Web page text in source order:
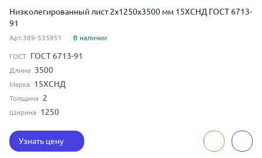
Низколегированный лист 2x1250x3500 мм 15ХСНД ГОСТ 6713-
91
Арт.389-535951 В наличии
ГОСТ ГОСТ 6713-91
Длина 3500
Марка 15ХСНД
Толщина 2
Ширина 1250
Узнать цену